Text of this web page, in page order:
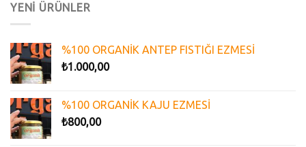
YENİ ÜRÜNLER
%100 ORGANİK ANTEP FISTIĞI EZMESİ
₺1.000,00
%100 ORGANİK KAJU EZMESİ
₺800,00